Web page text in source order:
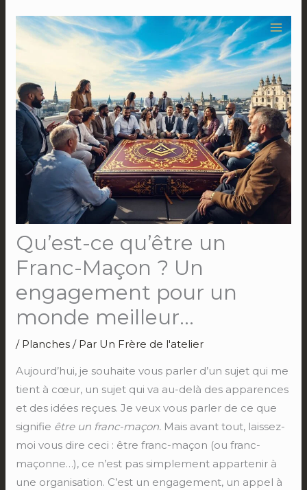
contenu
Qu’est-ce qu’être un
Franc-Maçon ? Un
engagement pour un
monde meilleur…
/ Planches / Par Un Frère de l'atelier
Aujourd’hui, je souhaite vous parler d’un sujet qui me
tient à cœur, un sujet qui va au-delà des apparences
et des idées reçues. Je veux vous parler de ce que
signifie être un franc-maçon. Mais avant tout, laissez-
moi vous dire ceci : être franc-maçon (ou franc-
maçonne…), ce n’est pas simplement appartenir à
une organisation. C’est un engagement, un appel à